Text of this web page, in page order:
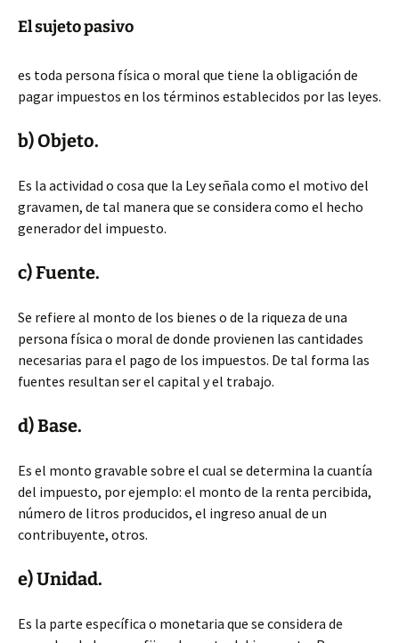
El sujeto pasivo
es toda persona física o moral que tiene la obligación de
pagar impuestos en los términos establecidos por las leyes.
b) Objeto.
Es la actividad o cosa que la Ley señala como el motivo del
gravamen, de tal manera que se considera como el hecho
generador del impuesto.
c) Fuente.
Se refiere al monto de los bienes o de la riqueza de una
persona física o moral de donde provienen las cantidades
necesarias para el pago de los impuestos. De tal forma las
fuentes resultan ser el capital y el trabajo.
d) Base.
Es el monto gravable sobre el cual se determina la cuantía
del impuesto, por ejemplo: el monto de la renta percibida,
número de litros producidos, el ingreso anual de un
contribuyente, otros.
e) Unidad.
Es la parte específica o monetaria que se considera de